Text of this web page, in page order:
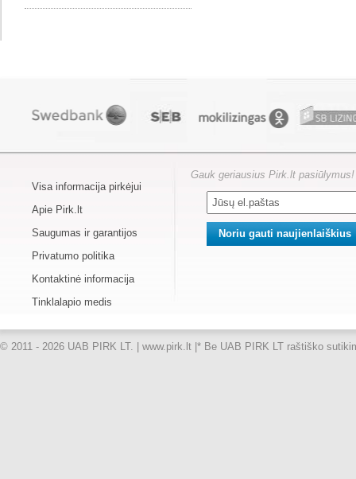
Visa informacija pirkėjui
Apie Pirk.lt
Saugumas ir garantijos
Privatumo politika
Kontaktinė informacija
Tinklalapio medis
Gauk geriausius Pirk.lt pasiūlymus!
© 2011 - 2026 UAB PIRK LT. | www.pirk.lt | * Be UAB PIRK LT raštiško